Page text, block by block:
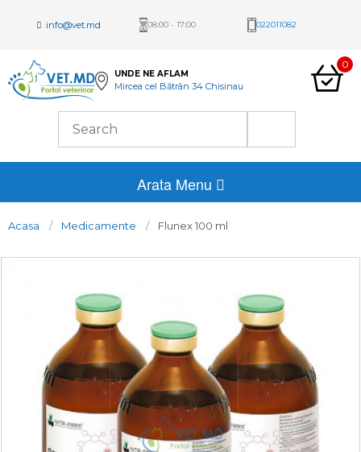
info@vet.md 08:00 - 17:00 022011082
UNDE NE AFLAM
Mircea cel Bătrân 34 Chisinau
0
Arata Menu
Acasa Medicamente Flunex 100 ml